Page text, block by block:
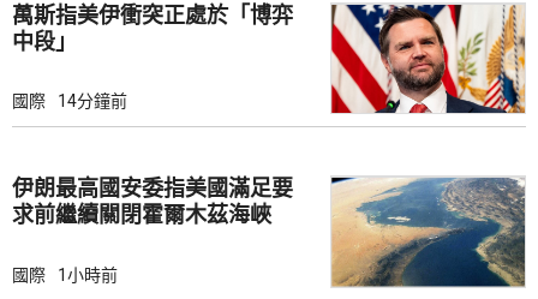
萬斯指美伊衝突正處於「博弈
中段」
國際 14分鐘前
伊朗最高國安委指美國滿足要
求前繼續關閉霍爾木茲海峽
國際 1小時前